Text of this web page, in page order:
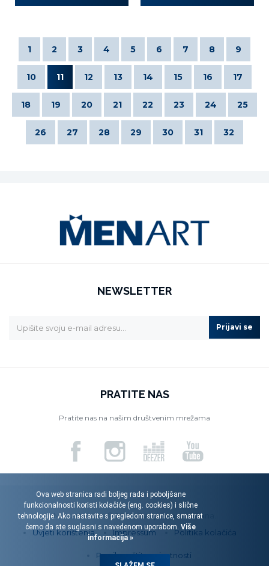
1 2 3 4 5 6 7 8 9
10 11 12 13 14 15 16 17
18 19 20 21 22 23 24 25
26 27 28 29 30 31 32
NEWSLETTER
Prijavi se
PRATITE NAS
Pratite nas na našim društvenim mrežama
Menart d.o.o. © 2026. Sva prava pridržana.
Uvjeti korištenja
Impressum Politika kolačića
Pravila zaštite privatnosti
Ova web stranica radi boljeg rada i poboljšane
funkcionalnosti koristi kolačiće (eng. cookies) i slične
tehnologije. Ako nastavite s pregledom stranice, smatrat
ćemo da ste suglasni s navedenom uporabom. Više
informacija »